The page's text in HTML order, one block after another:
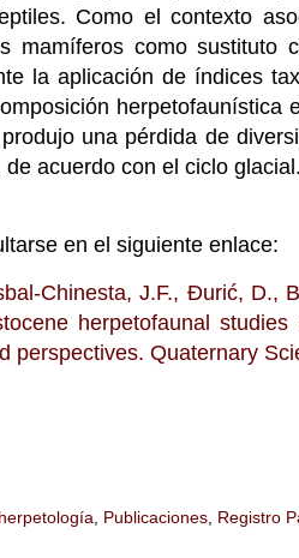
Como el contexto
mamíferos como sustituto
la aplicación de índices
herpetofaunística
una pérdida de
acuerdo con el ciclo glacial.
en el siguiente enlace:
Chinesta, J.F., Ðurić, D.,
herpetofaunal
perspectives. Quaternary
, Publicaciones, Registro